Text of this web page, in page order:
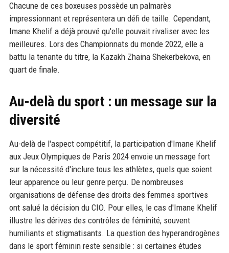
Chacune de ces boxeuses possède un palmarès
impressionnant et représentera un défi de taille. Cependant,
Imane Khelif a déjà prouvé qu'elle pouvait rivaliser avec les
meilleures. Lors des Championnats du monde 2022, elle a
battu la tenante du titre, la Kazakh Zhaina Shekerbekova, en
quart de finale.
Au-delà du sport : un message sur la
diversité
Au-delà de l'aspect compétitif, la participation d'Imane Khelif
aux Jeux Olympiques de Paris 2024 envoie un message fort
sur la nécessité d'inclure tous les athlètes, quels que soient
leur apparence ou leur genre perçu. De nombreuses
organisations de défense des droits des femmes sportives
ont salué la décision du CIO. Pour elles, le cas d'Imane Khelif
illustre les dérives des contrôles de féminité, souvent
humiliants et stigmatisants. La question des hyperandrogènes
dans le sport féminin reste sensible : si certaines études